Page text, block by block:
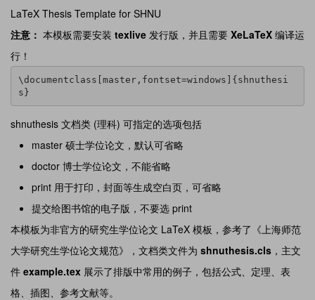
LaTeX Thesis Template for SHNU
注意： 本模板需要安装 texlive 发行版，并且需要 XeLaTeX 编译运
行！
\documentclass[master,fontset=windows]{shnuthesi
s}
shnuthesis 文档类 (理科) 可指定的选项包括
master 硕士学位论文，默认可省略
doctor 博士学位论文，不能省略
print 用于打印，封面等生成空白页，可省略
提交给图书馆的电子版，不要选 print
本模板为非官方的研究生学位论文 LaTeX 模板，参考了《上海师范
大学研究生学位论文规范》，文档类文件为 shnuthesis.cls ，主文
件 example.tex 展示了排版中常用的例子，包括公式、定理、表
格、插图、参考文献等。